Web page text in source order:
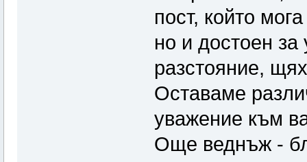
пост, който
но и достоен
разстояние,
Оставаме
уважение към
Още веднъж -